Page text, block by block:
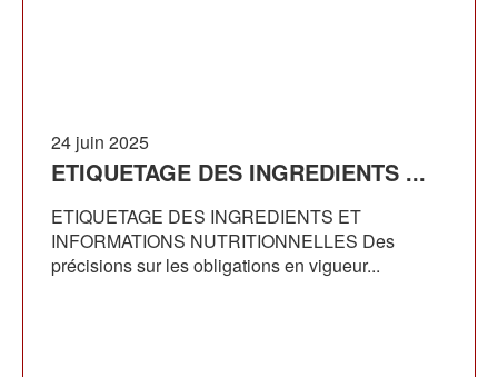
24 juin 2025
ETIQUETAGE DES INGREDIENTS ...
ETIQUETAGE DES INGREDIENTS ET
INFORMATIONS NUTRITIONNELLES Des
précisions sur les obligations en vigueur...